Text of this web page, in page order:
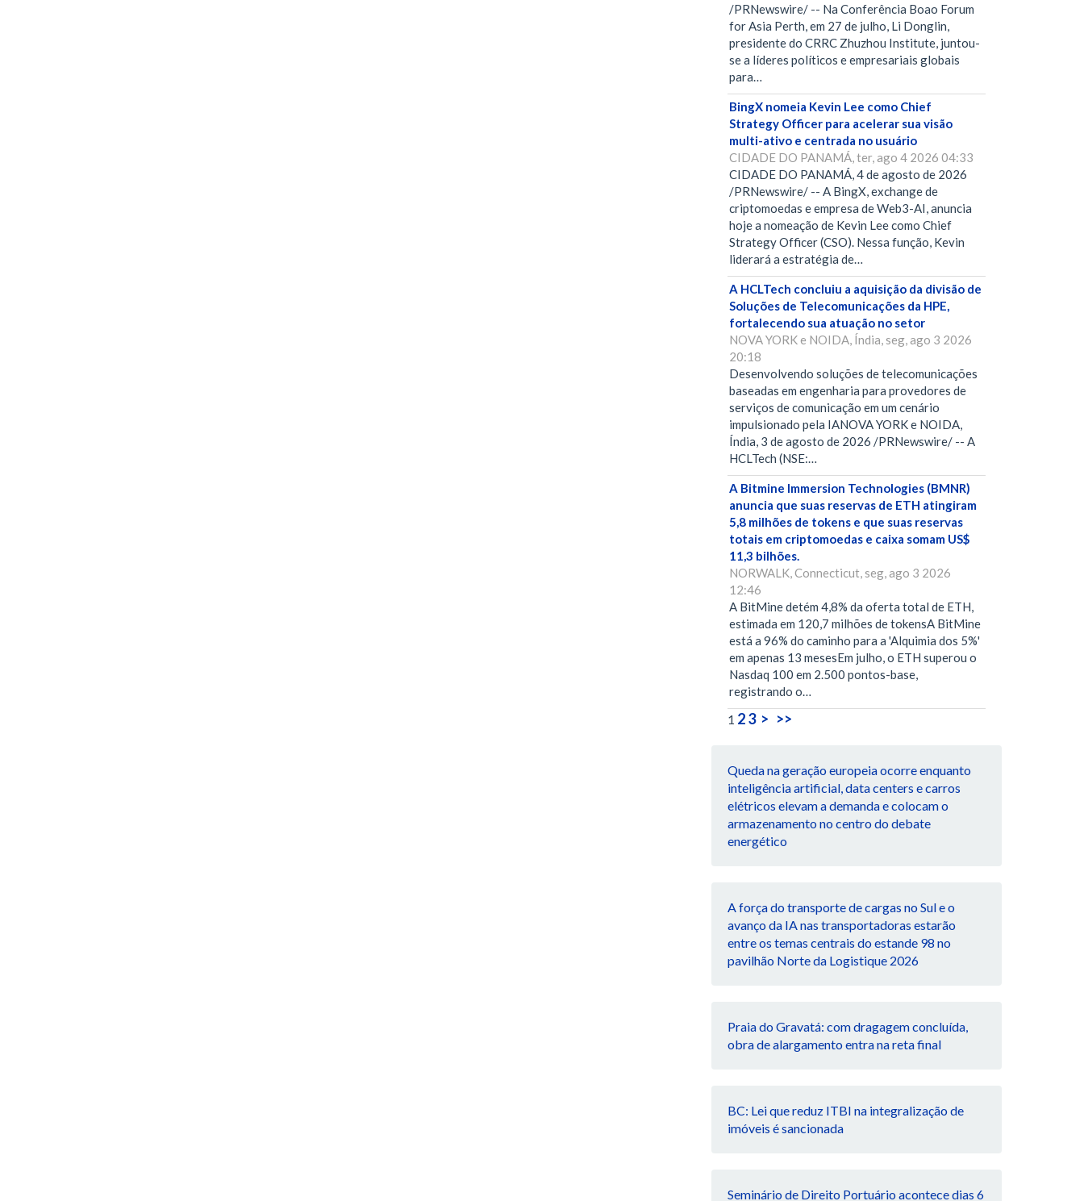
/PRNewswire/ -- Na Conferência Boao Forum
for Asia Perth, em 27 de julho, Li Donglin,
presidente do CRRC Zhuzhou Institute, juntou-
se a líderes políticos e empresariais globais
para…
BingX nomeia Kevin Lee como Chief
Strategy Officer para acelerar sua visão
multi-ativo e centrada no usuário
CIDADE DO PANAMÁ, ter, ago 4 2026 04:33
CIDADE DO PANAMÁ, 4 de agosto de 2026
/PRNewswire/ -- A BingX, exchange de
criptomoedas e empresa de Web3-AI, anuncia
hoje a nomeação de Kevin Lee como Chief
Strategy Officer (CSO). Nessa função, Kevin
liderará a estratégia de…
A HCLTech concluiu a aquisição da divisão de
Soluções de Telecomunicações da HPE,
fortalecendo sua atuação no setor
NOVA YORK e NOIDA, Índia, seg, ago 3 2026
20:18
Desenvolvendo soluções de telecomunicações
baseadas em engenharia para provedores de
serviços de comunicação em um cenário
impulsionado pela IANOVA YORK e NOIDA,
Índia, 3 de agosto de 2026 /PRNewswire/ -- A
HCLTech (NSE:…
A Bitmine Immersion Technologies (BMNR)
anuncia que suas reservas de ETH atingiram
5,8 milhões de tokens e que suas reservas
totais em criptomoedas e caixa somam US$
11,3 bilhões.
NORWALK, Connecticut, seg, ago 3 2026
12:46
A BitMine detém 4,8% da oferta total de ETH,
estimada em 120,7 milhões de tokensA BitMine
está a 96% do caminho para a 'Alquimia dos 5%'
em apenas 13 mesesEm julho, o ETH superou o
Nasdaq 100 em 2.500 pontos-base,
registrando o…
1 23 > >>
Queda na geração europeia ocorre enquanto
inteligência artificial, data centers e carros
elétricos elevam a demanda e colocam o
armazenamento no centro do debate
energético
A força do transporte de cargas no Sul e o
avanço da IA nas transportadoras estarão
entre os temas centrais do estande 98 no
pavilhão Norte da Logistique 2026
Praia do Gravatá: com dragagem concluída,
obra de alargamento entra na reta final
BC: Lei que reduz ITBI na integralização de
imóveis é sancionada
Seminário de Direito Portuário acontece dias 6